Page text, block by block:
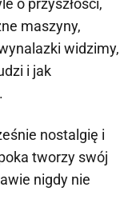
maszyny,
widzimy,
i jak
nostalgię i
tworzy swój
nigdy nie